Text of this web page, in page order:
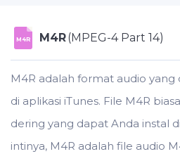
M4R M4R(MPEG-4 Part 14)
M4R adalah format audio
di aplikasi iTunes. File M4R
dering yang dapat Anda instal
intinya, M4R adalah file audio